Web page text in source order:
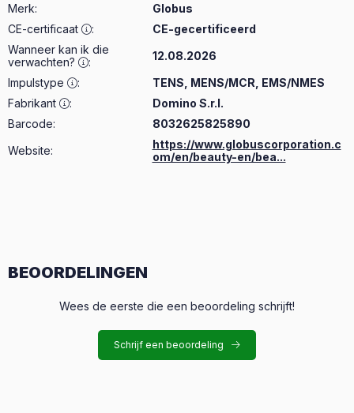
Merk:
Globus
CE-certificaat
:
CE-gecertificeerd
Wanneer kan ik die
verwachten?
:
12.08.2026
Impulstype
:
TENS, MENS/MCR, EMS/NMES
Fabrikant
:
Domino S.r.l.
Barcode:
8032625825890
Website:
https://www.globuscorporation.c
om/en/beauty-en/bea...
BEOORDELINGEN
Wees de eerste die een beoordeling schrijft!
Schrijf een beoordeling